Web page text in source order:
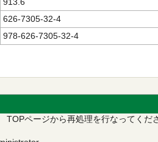
626-7305-32-4
978-626-7305-32-4
TOPページから再処理を行なってくだ